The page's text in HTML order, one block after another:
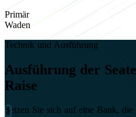
Primär
Waden
Technik und Ausführung
Ausführung der
Raise
Setzen Sie sich auf eine Bank,